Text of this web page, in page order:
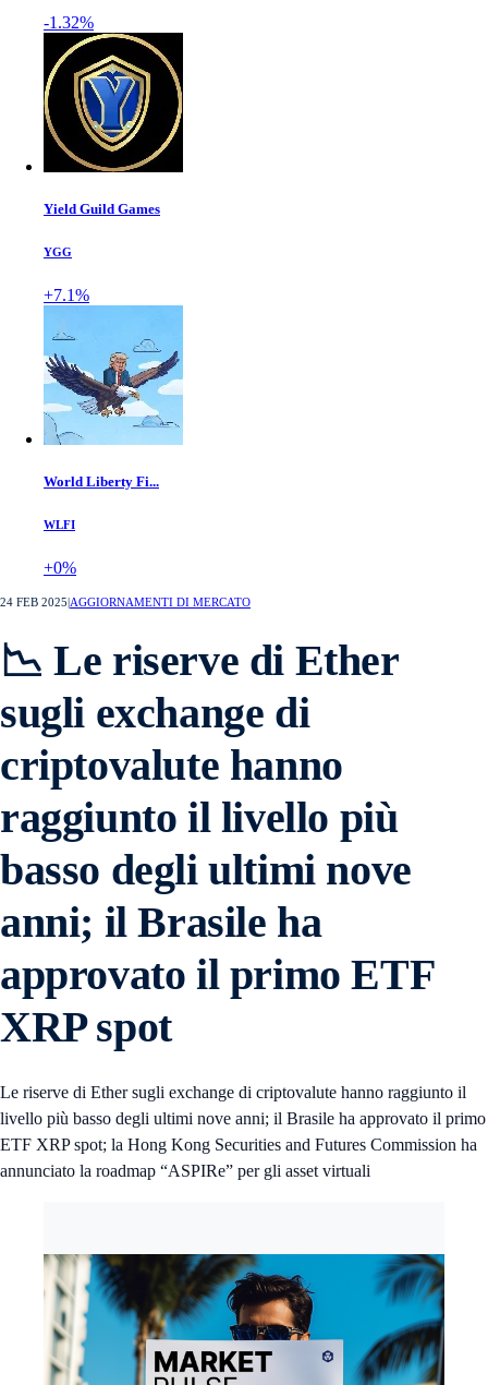
-1.32%
Yield Guild Games
YGG
+7.1%
World Liberty Fi...
WLFI
+0%
24 FEB 2025 AGGIORNAMENTI DI MERCATO
📉 Le riserve di Ether
sugli exchange di
criptovalute hanno
raggiunto il livello più
basso degli ultimi nove
anni; il Brasile ha
approvato il primo ETF
XRP spot
Le riserve di Ether sugli exchange di criptovalute hanno raggiunto il
livello più basso degli ultimi nove anni; il Brasile ha approvato il primo
ETF XRP spot; la Hong Kong Securities and Futures Commission ha
annunciato la roadmap “ASPIRe” per gli asset virtuali